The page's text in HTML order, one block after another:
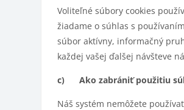
Voliteľné súbory cookies
žiadame o súhlas s
súbor aktívny, informačný
každej vašej ďalšej návšteve
c) Ako zabrániť použitiu
Náš systém nemôžete